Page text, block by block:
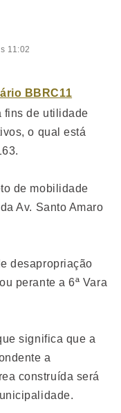
11:02
BBRC11
fins de utilidade
o qual está
de mobilidade
Av. Santo Amaro
desapropriação
perante a 6ª Vara
significa que a
a
construída será